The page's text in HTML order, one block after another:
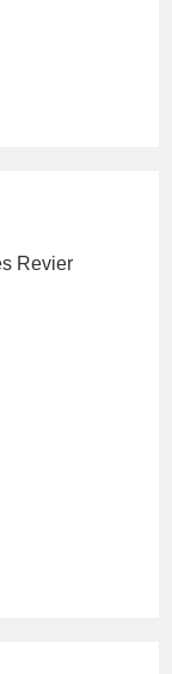
Revier